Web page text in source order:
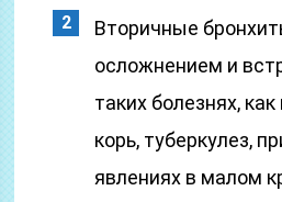
Вторичные
осложнением и
таких болезнях,
корь, туберкулез,
явлениях в малом